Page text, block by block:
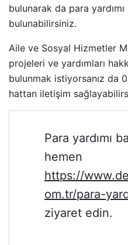
bulunarak da para
bulunabilirsiniz.
Aile ve Sosyal Hizmetler
projeleri ve yardımları
bulunmak istiyorsanız da
hattan iletişim
Para yardımı
hemen
https://
om.tr/para-
ziyaret edin.